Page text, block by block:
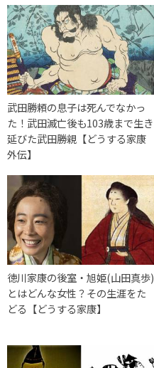
武田勝頼の息子は死んでなかっ
た！武田滅亡後も103歳まで生き
延びた武田勝親【どうする家康
外伝】
徳川家康の後室・旭姫(山田真歩)
とはどんな女性？その生涯をた
どる【どうする家康】